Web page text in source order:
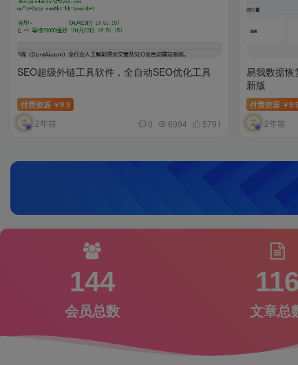
SEO超级外链工具软件，全自动SEO优化工具
付费资源 ￥9.9
2年前 0 6994 5791
易我数据恢
新版
付费资源 ￥
2年前
144
会员总数
116
文章总